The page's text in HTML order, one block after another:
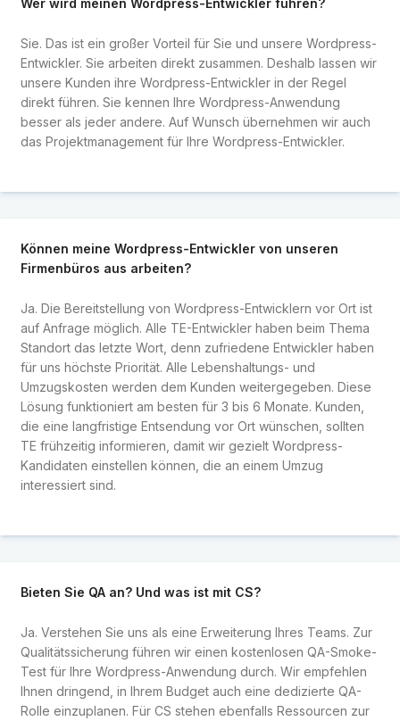
Wer wird meinen Wordpress-Entwickler führen?
Sie. Das ist ein großer Vorteil für Sie und unsere Wordpress-
Entwickler. Sie arbeiten direkt zusammen. Deshalb lassen wir
unsere Kunden ihre Wordpress-Entwickler in der Regel
direkt führen. Sie kennen Ihre Wordpress-Anwendung
besser als jeder andere. Auf Wunsch übernehmen wir auch
das Projektmanagement für Ihre Wordpress-Entwickler.
Können meine Wordpress-Entwickler von unseren
Firmenbüros aus arbeiten?
Ja. Die Bereitstellung von Wordpress-Entwicklern vor Ort ist
auf Anfrage möglich. Alle TE-Entwickler haben beim Thema
Standort das letzte Wort, denn zufriedene Entwickler haben
für uns höchste Priorität. Alle Lebenshaltungs- und
Umzugskosten werden dem Kunden weitergegeben. Diese
Lösung funktioniert am besten für 3 bis 6 Monate. Kunden,
die eine langfristige Entsendung vor Ort wünschen, sollten
TE frühzeitig informieren, damit wir gezielt Wordpress-
Kandidaten einstellen können, die an einem Umzug
interessiert sind.
Bieten Sie QA an? Und was ist mit CS?
Ja. Verstehen Sie uns als eine Erweiterung Ihres Teams. Zur
Qualitätssicherung führen wir einen kostenlosen QA-Smoke-
Test für Ihre Wordpress-Anwendung durch. Wir empfehlen
Ihnen dringend, in Ihrem Budget auch eine dedizierte QA-
Rolle einzuplanen. Für CS stehen ebenfalls Ressourcen zur